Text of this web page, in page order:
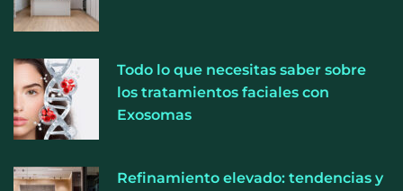
fuerza y la salud ganan terreno a la clásica
‘pérdida de peso’, según Distrito Estudio
Todo lo que necesitas saber sobre
los tratamientos faciales con
Exosomas
Refinamiento elevado: tendencias y